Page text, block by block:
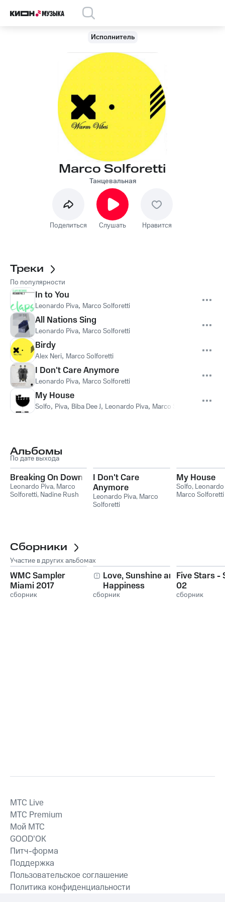
Исполнитель
Marco Solforetti
Танцевальная
Поделиться Слушать Нравится
Треки
По популярности
In to You
Leonardo Piva, Marco Solforetti
All Nations Sing
Leonardo Piva, Marco Solforetti
Birdy
Alex Neri, Marco Solforetti
I Don't Care Anymore
Leonardo Piva, Marco Solforetti
My House
Solfo, Piva, Biba Dee J, Leonardo Piva, Marco Solforetti
Альбомы
По дате выхода
Breaking On Down
Leonardo Piva, Marco
Solforetti, Nadine Rush
I Don't Care
Anymore
Leonardo Piva, Marco
Solforetti
My House
Solfo,
Marco Solforetti
Сборники
Участие в других альбомах
WMC Sampler
Miami 2017
сборник
Love, Sunshine and
Happiness
сборник
Five Stars -
02
сборник
MTС Live
MTС Premium
Мой МТС
GOOD’OK
Питч-форма
Поддержка
Пользовательское соглашение
Политика конфиденциальности